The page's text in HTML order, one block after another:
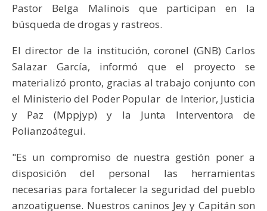
Pastor Belga Malinois que participan en la
búsqueda de drogas y rastreos.
El director de la institución, coronel (GNB) Carlos
Salazar García, informó que el proyecto se
materializó pronto, gracias al trabajo conjunto con
el Ministerio del Poder Popular de Interior, Justicia
y Paz (Mppjyp) y la Junta Interventora de
Polianzoátegui.
"Es un compromiso de nuestra gestión poner a
disposición del personal las herramientas
necesarias para fortalecer la seguridad del pueblo
anzoatiguense. Nuestros caninos Jey y Capitán son